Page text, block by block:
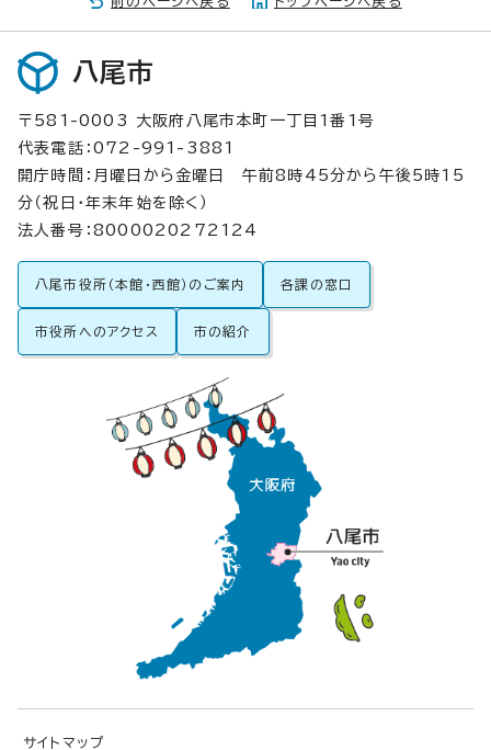
八尾市
〒581-0003 大阪府八尾市本町一丁目1番1号
代表電話：072-991-3881
開庁時間：月曜日から金曜日 午前8時45分から午後5時15
分（祝日・年末年始を除く）
法人番号：8000020272124
八尾市役所（本館・西館）のご案内 各課の窓口
市役所へのアクセス 市の紹介
サイトマップ